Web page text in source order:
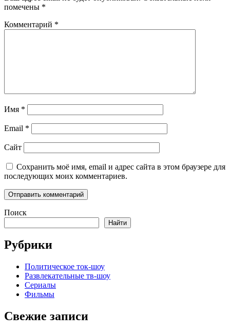
помечены *
Комментарий *
Имя *
Email *
Сайт
Сохранить моё имя, email и адрес сайта в этом браузере для
последующих моих комментариев.
Поиск
Найти
Рубрики
Политическое ток-шоу
Развлекательные тв-шоу
Сериалы
Фильмы
Свежие записи